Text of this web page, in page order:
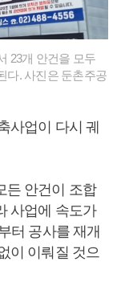
23개 안건을 모두
다. 사진은 둔촌주공
사업이 다시 궤
든 안건이 조합
사업에 속도가
터 공사를 재개
이 이뤄질 것으